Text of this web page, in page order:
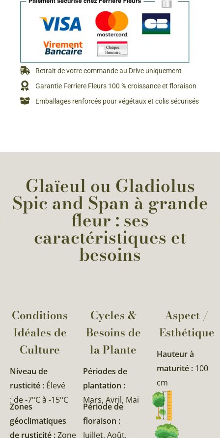
Retrait de votre commande au Drive uniquement
Garantie Ferriere Fleurs 100 % croissance et floraison
Emballages renforcés pour végétaux et colis sécurisés
Glaïeul ou Gladiolus
Spic and Span à grande
fleur : ses
caractéristiques et
besoins
Conditions
Idéales de
Culture
Niveau de
rusticité : Élevé
: de -7°C à -15°C
Zones
géoclimatiques
de rusticité :Zone
Cycles &
Besoins de
la Plante​
Périodes de
plantation :
Mars, Avril, Mai
Période de
floraison :
Juillet, Août,
Aspect /
Esthétique
Hauteur à
maturité : 100
cm